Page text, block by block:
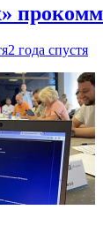
2 года спустя